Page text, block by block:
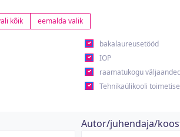
kõik eemalda valik
bakalaureusetööd
IOP
raamatukogu
Tehnikaülikooli
Autor/juhendaja/